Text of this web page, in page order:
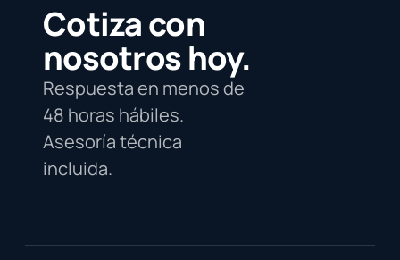
Cotiza con
nosotros hoy.
Respuesta en menos de
48 horas hábiles.
Asesoría técnica
incluida.